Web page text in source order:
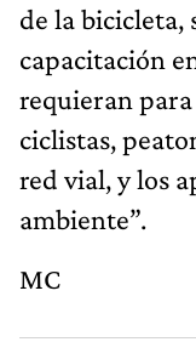
de la bicicleta,
capacitación
requieran
ciclistas,
red vial, y los
ambiente”.
MC